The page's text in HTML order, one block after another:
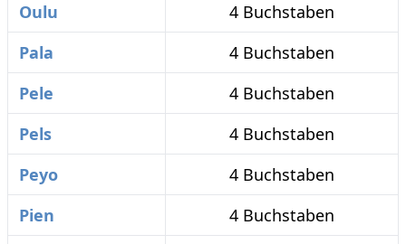
Oulu
4 Buchstaben
Pala
4 Buchstaben
Pele
4 Buchstaben
Pels
4 Buchstaben
Peyo
4 Buchstaben
Pien
4 Buchstaben